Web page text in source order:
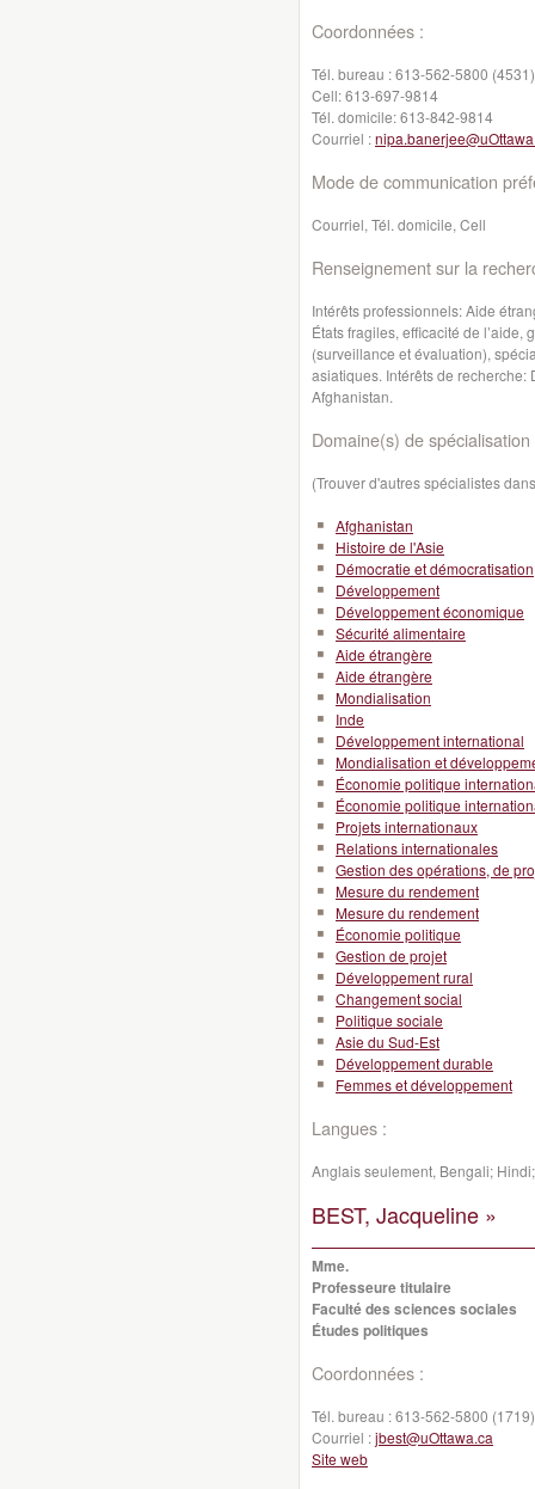
Coordonnées :
Tél. bureau :613-562-5800 (4531)
Cell:613-697-9814
Tél. domicile:613-842-9814
Courriel :
Mode de communication
Courriel, Tél. domicile, Cell
Renseignement sur la
Intérêts professionnels: Aide
États fragiles, efficacité de
(surveillance et évaluation),
asiatiques. Intérêts de recherche:
Afghanistan.
Domaine(s) de spécialisation
(Trouver d'autres spécialistes
Afghanistan
Histoire de l'Asie
Démocratie et démocratisation
Développement
Développement économique
Sécurité alimentaire
Aide étrangère
Aide étrangère
Mondialisation
Inde
Développement international
Mondialisation et
Économie politique
Économie politique
Projets internationaux
Relations internationales
Gestion des opérations, de
Mesure du rendement
Mesure du rendement
Économie politique
Gestion de projet
Développement rural
Changement social
Politique sociale
Asie du Sud-Est
Développement durable
Femmes et développement
Langues :
Anglais seulement, Bengali;
BEST, Jacqueline »
Mme.
Professeure titulaire
Faculté des sciences sociales
Études politiques
Coordonnées :
Tél. bureau :613-562-5800 (1719)
Courriel :jbest@uOttawa.ca
Site web